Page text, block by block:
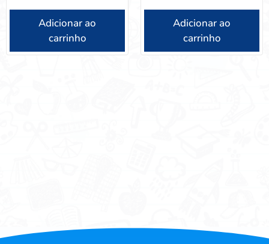
Adicionar ao
carrinho
Adicionar ao
carrinho